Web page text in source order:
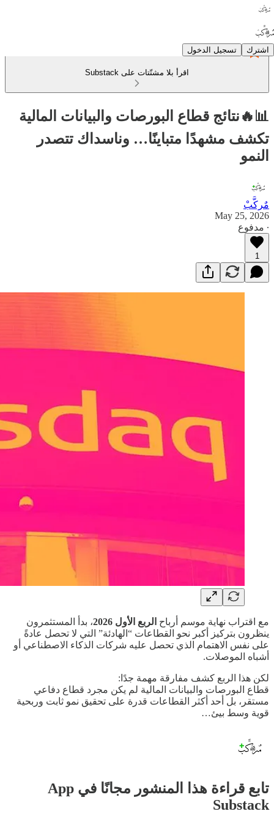
اشترك تسجيل الدخول
اقرأ بلا مشتّتات على Substack
📊🔥نتائج قطاع البورصات والبيانات المالية
تكشف مشهدًا متباينًا… وناسداك تتصدر
النمو
مٌركَّبْ
May 25, 2026
∙ مدفوع
1
مع اقتراب نهاية موسم أرباح الربع الأول 2026
، بدأ المستثمرون
ينظرون بتركيز أكبر نحو القطاعات “الهادئة” التي لا تحصل عادةً
على نفس الاهتمام الذي تحصل عليه شركات الذكاء الاصطناعي أو
أشباه الموصلات.
لكن هذا الربع كشف مفارقة مهمة جدًا:
قطاع البورصات والبيانات المالية لم يكن مجرد قطاع دفاعي
مستقر، بل أحد أكثر القطاعات قدرة على تحقيق نمو ثابت وربحية
قوية وسط بيئ…
تابع قراءة هذا المنشور مجانًا في App
Substack